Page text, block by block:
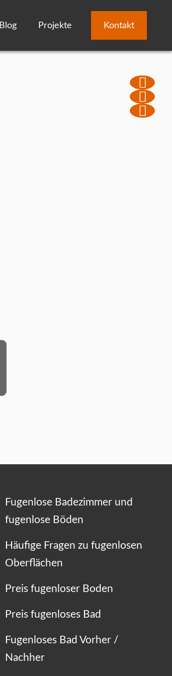
Blog Projekte Kontakt
Fugenlose Badezimmer und
fugenlose Böden
Häufige Fragen zu fugenlosen
Oberflächen
Preis fugenloser Boden
Preis fugenloses Bad
Fugenloses Bad Vorher /
Nachher